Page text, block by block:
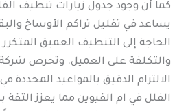
كما أن وجود جدول زيارات تنظيف
يساعد في تقليل تراكم الأوساخ
الحاجة إلى التنظيف العميق
والتكلفة على العميل. وتحرص
الالتزام الدقيق بالمواعيد
الفلل في ام القيوين مما يعزز الثقة